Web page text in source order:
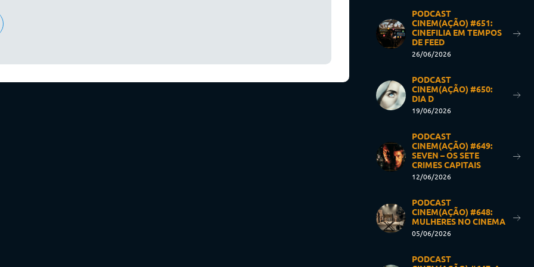
PODCAST
CINEM(AÇÃO) #651:
CINEFILIA EM TEMPOS
DE FEED
26/06/2026
PODCAST
CINEM(AÇÃO) #650:
DIA D
19/06/2026
PODCAST
CINEM(AÇÃO) #649:
SEVEN – OS SETE
CRIMES CAPITAIS
12/06/2026
PODCAST
CINEM(AÇÃO) #648:
MULHERES NO CINEMA
05/06/2026
PODCAST